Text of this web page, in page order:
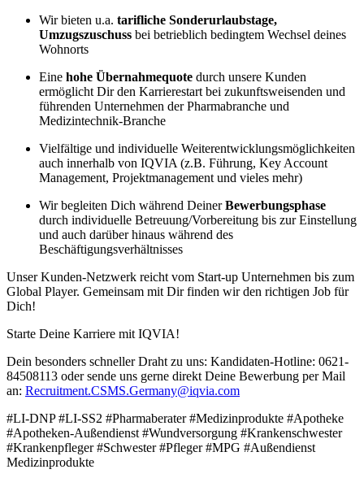
Wir bieten u.a. tarifliche Sonderurlaubstage,
Umzugszuschuss bei betrieblich bedingtem Wechsel deines
Wohnorts
Eine hohe Übernahmequote durch unsere Kunden
ermöglicht Dir den Karrierestart bei zukunftsweisenden und
führenden Unternehmen der Pharmabranche und
Medizintechnik-Branche
Vielfältige und individuelle Weiterentwicklungsmöglichkeiten
auch innerhalb von IQVIA (z.B. Führung, Key Account
Management, Projektmanagement und vieles mehr)
Wir begleiten Dich während DeinerBewerbungsphase
durch individuelle Betreuung/Vorbereitung bis zur Einstellung
und auch darüber hinaus während des
Beschäftigungsverhältnisses
Unser Kunden-Netzwerk reicht vom Start-up Unternehmen bis zum
Global Player. Gemeinsam mit Dir finden wir den richtigen Job für
Dich!
Starte Deine Karriere mit IQVIA!
Dein besonders schneller Draht zu uns: Kandidaten-Hotline: 0621-
84508113 oder sende uns gerne direkt Deine Bewerbung per Mail
an: Recruitment.CSMS.Germany@iqvia.com
#LI-DNP #LI-SS2 #Pharmaberater #Medizinprodukte #Apotheke
#Apotheken-Außendienst #Wundversorgung #Krankenschwester
#Krankenpfleger #Schwester #Pfleger #MPG #Außendienst
Medizinprodukte